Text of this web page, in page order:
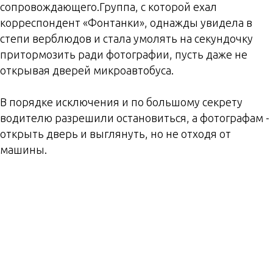
сопровождающего.Группа, с которой ехал
корреспондент «Фонтанки», однажды увидела в
степи верблюдов и стала умолять на секундочку
притормозить ради фотографии, пусть даже не
открывая дверей микроавтобуса.
В порядке исключения и по большому секрету
водителю разрешили остановиться, а фотографам -
открыть дверь и выглянуть, но не отходя от
машины.